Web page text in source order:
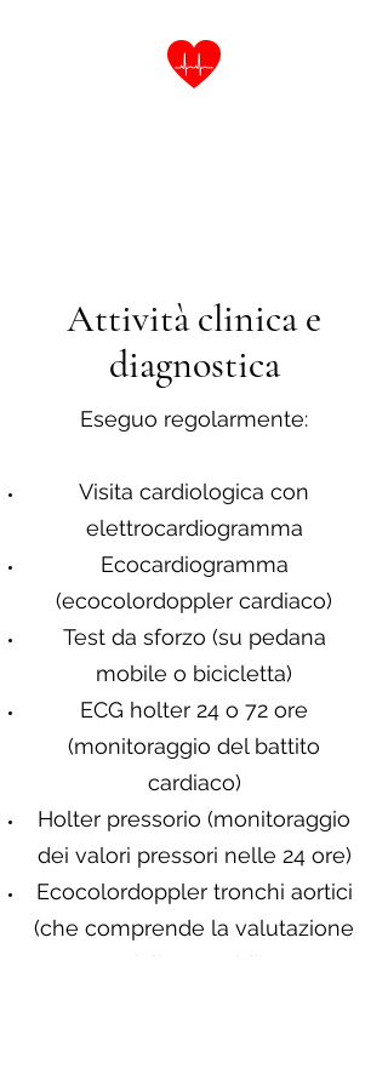
Attività clinica e
diagnostica
Eseguo regolarmente:
Visita cardiologica con
elettrocardiogramma
Ecocardiogramma
(ecocolordoppler cardiaco)
Test da sforzo (su pedana
mobile o bicicletta)
ECG holter 24 o 72 ore
(monitoraggio del battito
cardiaco)
Holter pressorio (monitoraggio
dei valori pressori nelle 24 ore)
Ecocolordoppler tronchi aortici
(che comprende la valutazione
delle carotidi)